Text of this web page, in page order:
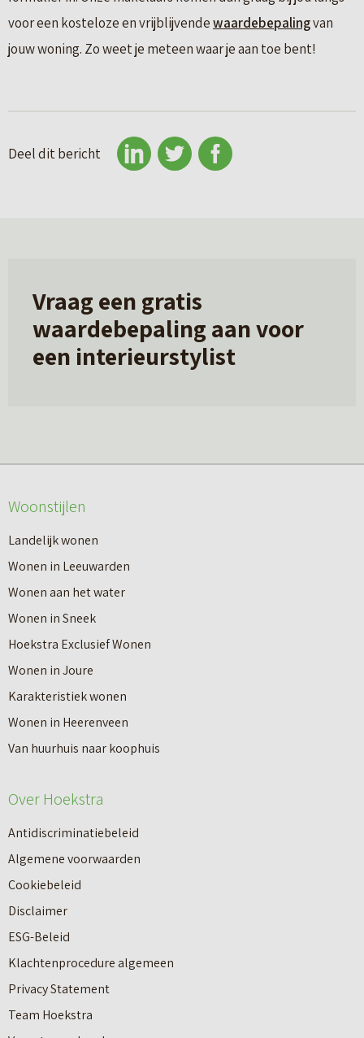
voor een kosteloze en vrijblijvendewaardebepalingvan
jouw woning. Zo weet je meteen waar je aan toe bent!
Deel dit bericht
Vraag een gratis
waardebepaling aan voor
een interieurstylist
Woonstijlen
Landelijk wonen
Wonen in Leeuwarden
Wonen aan het water
Wonen in Sneek
Hoekstra Exclusief Wonen
Wonen in Joure
Karakteristiek wonen
Wonen in Heerenveen
Van huurhuis naar koophuis
Over Hoekstra
Antidiscriminatiebeleid
Algemene voorwaarden
Cookiebeleid
Disclaimer
ESG-Beleid
Klachtenprocedure algemeen
Privacy Statement
Team Hoekstra